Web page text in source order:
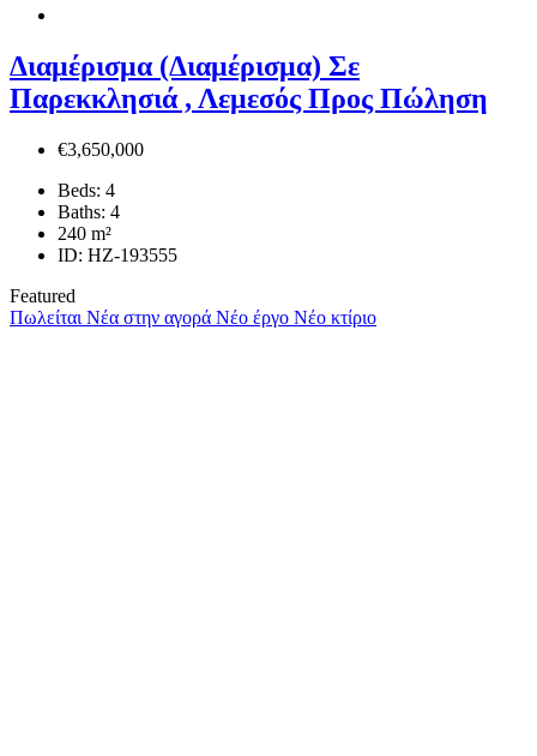
Διαμέρισμα (Διαμέρισμα) Σε
Παρεκκλησιά , Λεμεσός Προς Πώληση
€3,650,000
Beds: 4
Baths: 4
240 m²
ID: HZ-193555
Featured
Πωλείται Νέα στην αγορά Νέο έργο Νέο κτίριο